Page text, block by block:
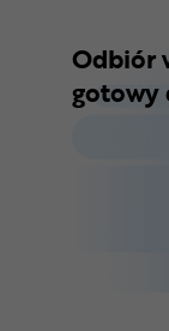
Odbiór
gotowy